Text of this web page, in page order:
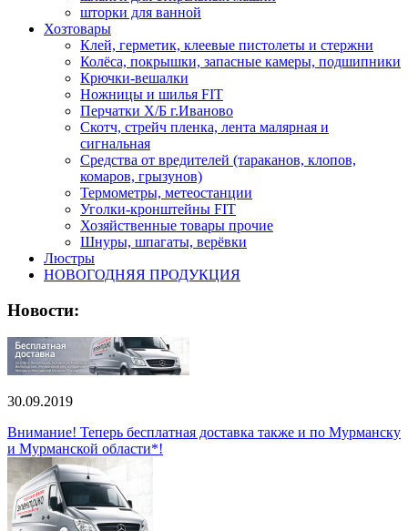
шторки для ванной
Хозтовары
Клей, герметик, клеевые пистолеты и стержни
Колёса, покрышки, запасные камеры, подшипники
Крючки-вешалки
Ножницы и шилья FIT
Перчатки Х/Б г.Иваново
Скотч, стрейч пленка, лента малярная и
сигнальная
Средства от вредителей (тараканов, клопов,
комаров, грызунов)
Термометры, метеостанции
Уголки-кронштейны FIT
Хозяйственные товары прочие
Шнуры, шпагаты, верёвки
Люстры
НОВОГОДНЯЯ ПРОДУКЦИЯ
Новости:
30.09.2019
Внимание! Теперь бесплатная доставка также и по Мурманску
и Мурманской области*!